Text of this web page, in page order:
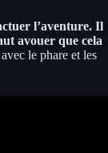
l’aventure. Il
avouer que cela
le phare et les